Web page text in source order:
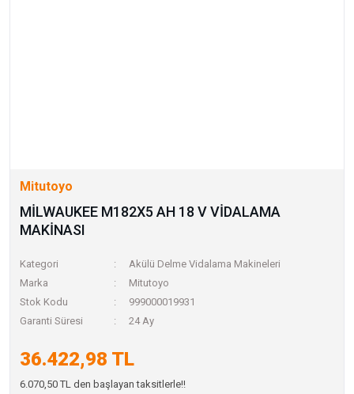
Mitutoyo
MİLWAUKEE M182X5 AH 18 V VİDALAMA
MAKİNASI
Kategori
Akülü Delme Vidalama Makineleri
Marka
Mitutoyo
Stok Kodu
999000019931
Garanti Süresi
24 Ay
36.422,98 TL
6.070,50 TL den başlayan taksitlerle!!